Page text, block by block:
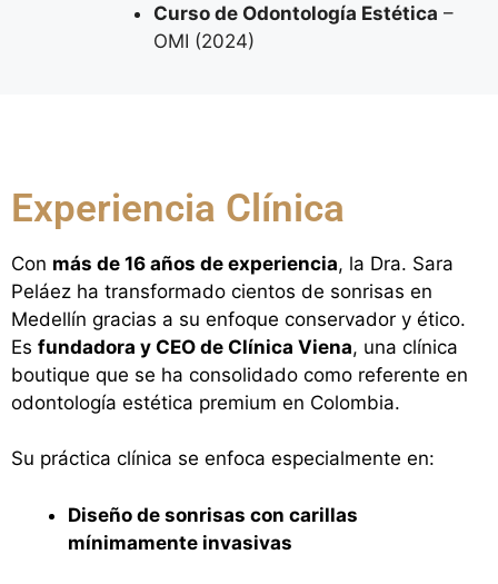
Curso de Odontología Estética –
OMI (2024)
Experiencia Clínica
Con más de 16 años de experiencia, la Dra. Sara
Peláez ha transformado cientos de sonrisas en
Medellín gracias a su enfoque conservador y ético.
Es fundadora y CEO de Clínica Viena, una clínica
boutique que se ha consolidado como referente en
odontología estética premium en Colombia.
Su práctica clínica se enfoca especialmente en:
Diseño de sonrisas con carillas
mínimamente invasivas